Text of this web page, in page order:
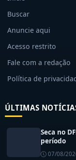
Buscar
Anuncie aqui
Acesso restrito
Fale com a redação
Política de
ÚLTIMAS
Seca no
período
07/08/